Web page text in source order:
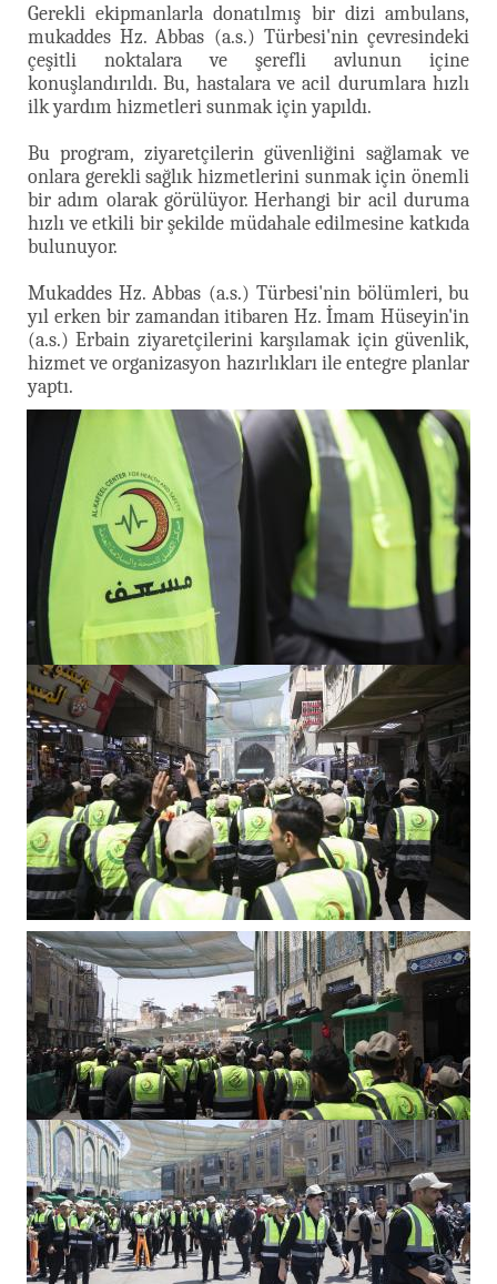
Gerekli ekipmanlarla donatılmış bir dizi ambulans,
mukaddes Hz. Abbas (a.s.) Türbesi'nin çevresindeki
çeşitli noktalara ve şerefli avlunun içine
konuşlandırıldı. Bu, hastalara ve acil durumlara hızlı
ilk yardım hizmetleri sunmak için yapıldı.
Bu program, ziyaretçilerin güvenliğini sağlamak ve
onlara gerekli sağlık hizmetlerini sunmak için önemli
bir adım olarak görülüyor. Herhangi bir acil duruma
hızlı ve etkili bir şekilde müdahale edilmesine katkıda
bulunuyor.
Mukaddes Hz. Abbas (a.s.) Türbesi'nin bölümleri, bu
yıl erken bir zamandan itibaren Hz. İmam Hüseyin'in
(a.s.) Erbain ziyaretçilerini karşılamak için güvenlik,
hizmet ve organizasyon hazırlıkları ile entegre planlar
yaptı.